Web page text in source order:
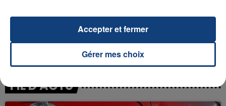
FIL D'ACTU
Gérer mes choix
Accepter et fermer